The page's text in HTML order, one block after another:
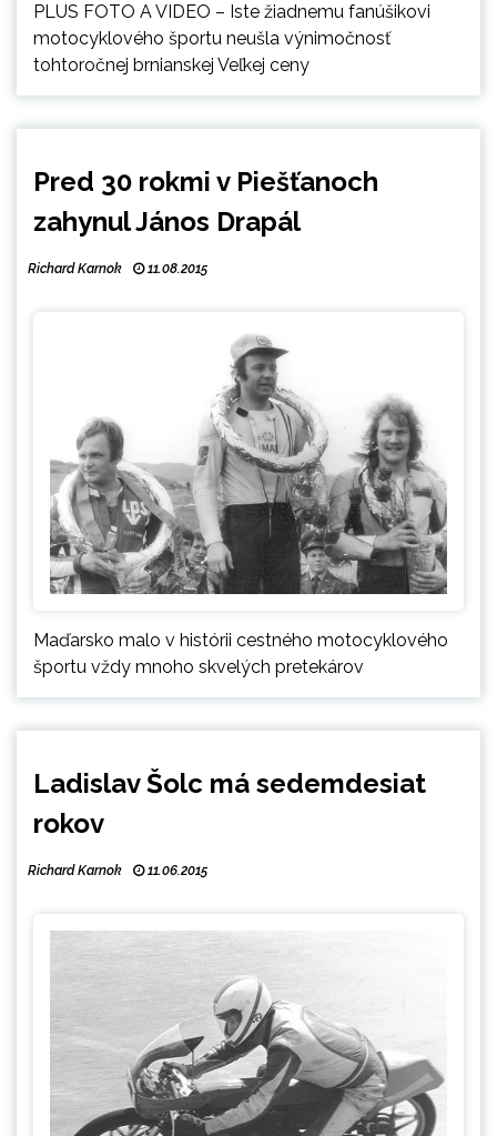
PLUS FOTO A VIDEO – Iste žiadnemu fanúšikovi
motocyklového športu neušla výnimočnosť
tohtoročnej brnianskej Veľkej ceny
Pred 30 rokmi v Piešťanoch
zahynul János Drapál
Richard Karnok 11.08.2015
Maďarsko malo v histórii cestného motocyklového
športu vždy mnoho skvelých pretekárov
Ladislav Šolc má sedemdesiat
rokov
Richard Karnok 11.06.2015